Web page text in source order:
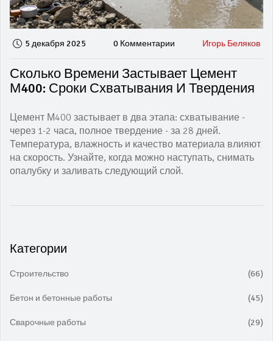
5 декабря 2025 0 Комментарии Игорь Беляков
Сколько Времени Застывает Цемент
М400: Сроки Схватывания И Твердения
Цемент М400 застывает в два этапа: схватывание -
через 1-2 часа, полное твердение - за 28 дней.
Температура, влажность и качество материала влияют
на скорость. Узнайте, когда можно наступать, снимать
опалубку и заливать следующий слой.
Категории
Строительство (66)
Бетон и бетонные работы (45)
Сварочные работы (29)